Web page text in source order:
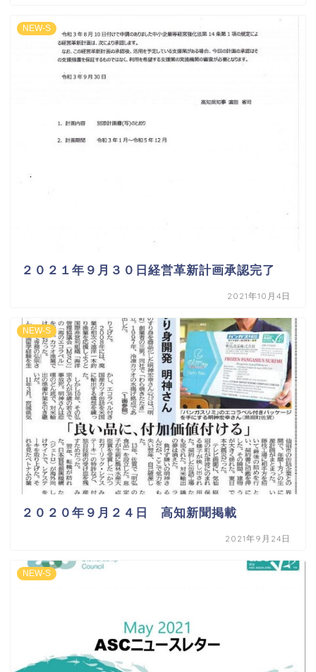
NEW-S
２０２１年９月３０日経営革新計画承認完了
2021年10月4日
NEW-S
２０２０年９月２４日 高知新聞掲載
2021年9月24日
NEW-S